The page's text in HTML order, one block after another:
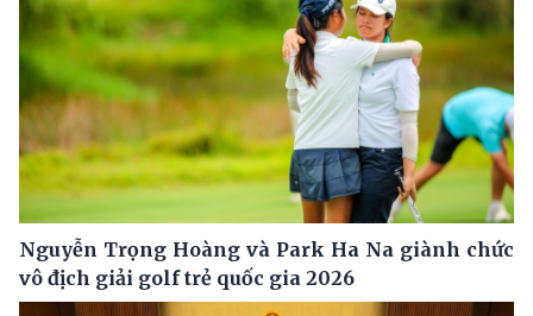
Nguyễn Trọng Hoàng và Park Ha Na giành chức
vô địch giải golf trẻ quốc gia 2026